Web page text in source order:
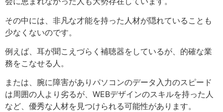
その中には、非凡な才能を持った人材が隠れていることも
少なくないのです。
例えば、耳が聞こえづらく補聴器をしているが、的確な業
務をこなせる人。
または、腕に障害がありパソコンのデータ入力のスピード
は周囲の人より劣るが、 WEBデザインのスキルを持った人
など、優秀な人材を見つけられる可能性があります。